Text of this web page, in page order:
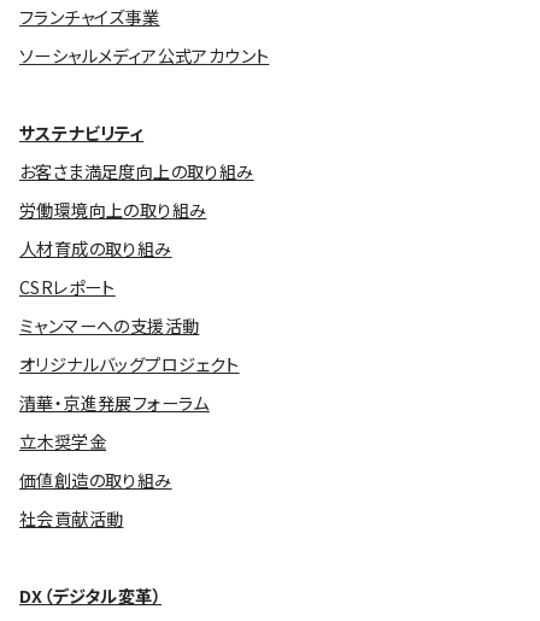
フランチャイズ事業
ソーシャルメディア公式アカウント
サステナビリティ
お客さま満足度向上の取り組み
労働環境向上の取り組み
人材育成の取り組み
CSRレポート
ミャンマーへの支援活動
オリジナルバッグプロジェクト
清華・京進発展フォーラム
立木奨学金
価値創造の取り組み
社会貢献活動
DX（デジタル変革）